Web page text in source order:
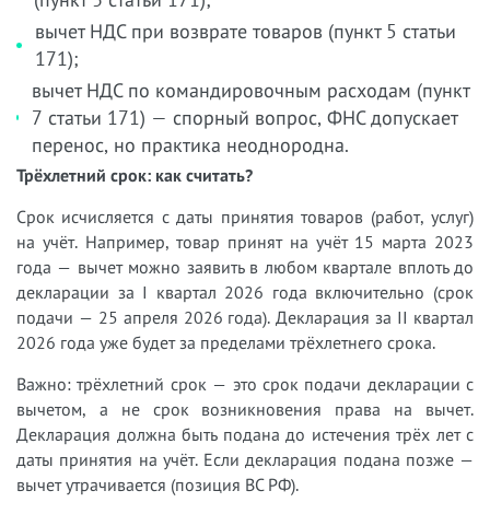
вычет НДС при возврате товаров (пункт 5 статьи
171);
вычет НДС по командировочным расходам (пункт
7 статьи 171) — спорный вопрос, ФНС допускает
перенос, но практика неоднородна.
Трёхлетний срок: как считать?
Срок исчисляется с даты принятия товаров (работ, услуг)
на учёт. Например, товар принят на учёт 15 марта 2023
года — вычет можно заявить в любом квартале вплоть до
декларации за I квартал 2026 года включительно (срок
подачи — 25 апреля 2026 года). Декларация за II квартал
2026 года уже будет за пределами трёхлетнего срока.
Важно: трёхлетний срок — это срок подачи декларации с
вычетом, а не срок возникновения права на вычет.
Декларация должна быть подана до истечения трёх лет с
даты принятия на учёт. Если декларация подана позже —
вычет утрачивается (позиция ВС РФ).